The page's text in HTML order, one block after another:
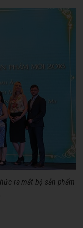
ra mắt bộ sản phẩm